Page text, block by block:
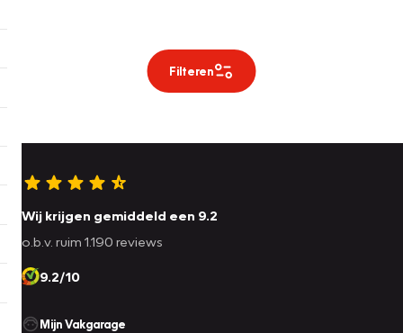
Filteren
Wij krijgen gemiddeld een 9.2
o.b.v. ruim 1.190 reviews
9.2/10
Mijn Vakgarage